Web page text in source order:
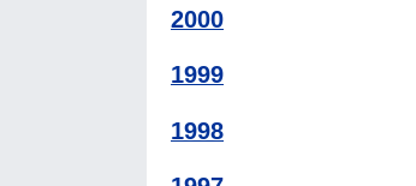
2000
1999
1998